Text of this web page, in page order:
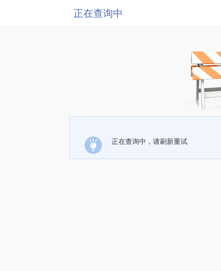
正在查询中
正在查询中，请刷新重试